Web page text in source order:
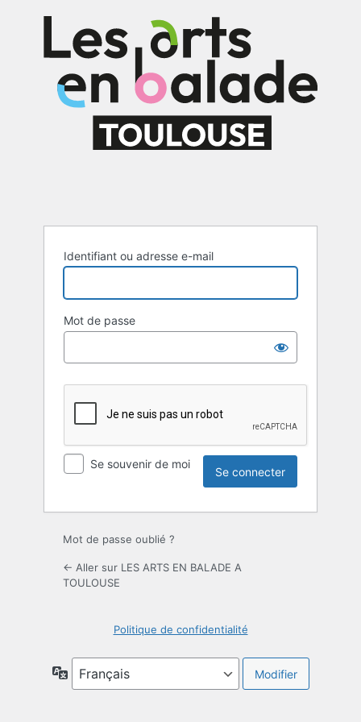
connecter
Identifiant ou adresse e-mail
Mot de passe
Se souvenir de moi
Mot de passe oublié ?
← Aller sur LES ARTS EN BALADE A
TOULOUSE
Politique de confidentialité
Langue